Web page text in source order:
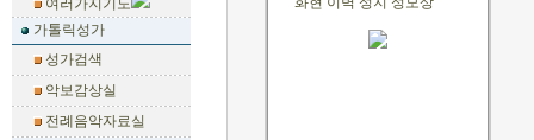
여러가지기도
가톨릭성가
성가검색
악보감상실
전례음악자료실